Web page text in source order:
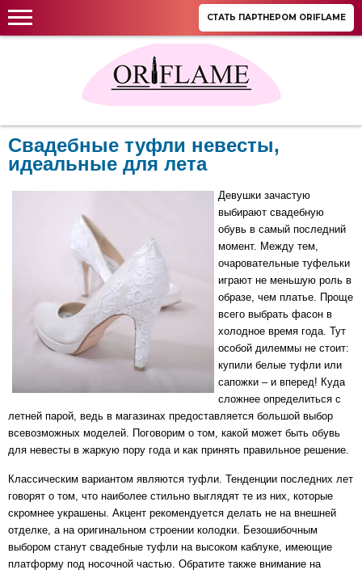
СТАТЬ ПАРТНЕРОМ ORIFLAME
Свадебные туфли невесты,
идеальные для лета
Девушки зачастую
выбирают свадебную
обувь в самый последний
момент. Между тем,
очаровательные туфельки
играют не меньшую роль в
образе, чем платье. Проще
всего выбрать фасон в
холодное время года. Тут
особой дилеммы не стоит:
купили белые туфли или
сапожки – и вперед! Куда
сложнее определиться с
летней парой, ведь в магазинах предоставляется большой выбор
всевозможных моделей. Поговорим о том, какой может быть обувь
для невесты в жаркую пору года и как принять правильное решение.
Классическим вариантом являются туфли. Тенденции последних лет
говорят о том, что наиболее стильно выглядят те из них, которые
скромнее украшены. Акцент рекомендуется делать не на внешней
отделке, а на оригинальном строении колодки. Безошибочным
выбором станут свадебные туфли на высоком каблуке, имеющие
платформу под носочной частью. Обратите также внимание на